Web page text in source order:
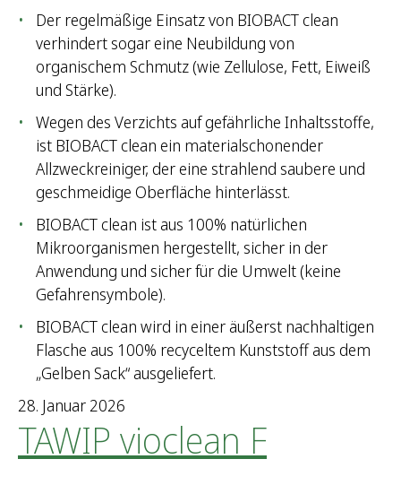
Der regelmäßige Einsatz von BIOBACT clean
verhindert sogar eine Neubildung von
organischem Schmutz (wie Zellulose, Fett, Eiweiß
und Stärke).
Wegen des Verzichts auf gefährliche Inhaltsstoffe,
ist BIOBACT clean ein materialschonender
Allzweckreiniger, der eine strahlend saubere und
geschmeidige Oberfläche hinterlässt.
BIOBACT clean ist aus 100% natürlichen
Mikroorganismen hergestellt, sicher in der
Anwendung und sicher für die Umwelt (keine
Gefahrensymbole).
BIOBACT clean wird in einer äußerst nachhaltigen
Flasche aus 100% recyceltem Kunststoff aus dem
„Gelben Sack“ ausgeliefert.
28. Januar 2026
TAWIP vioclean F